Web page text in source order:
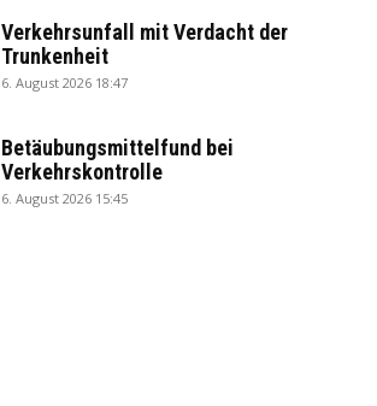
Verkehrsunfall mit Verdacht der
Trunkenheit
6. August 2026 18:47
Betäubungsmittelfund bei
Verkehrskontrolle
6. August 2026 15:45